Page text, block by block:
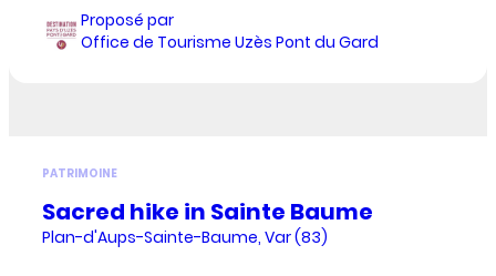
Proposé par
Office de Tourisme Uzès Pont du Gard
PATRIMOINE
Sacred hike in Sainte Baume
Plan-d'Aups-Sainte-Baume, Var (83)